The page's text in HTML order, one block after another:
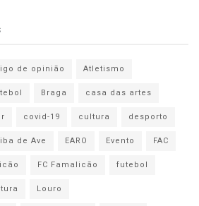
de opinião
Atletismo
Braga
casa das artes
covid-19 cultura
desporto
de Ave EARO Evento
FAC
FC Famalicão
futebol
Louro